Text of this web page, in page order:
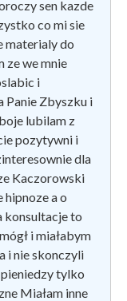
sen kazde
co mi sie
materialy do
ze we mnie
i
Panie Zbyszku i
lubilam z
pozytywni i
dla
Kaczorowski
hipnoze a o
konsultacje to
i miałabym
i nie skonczyli
tylko
Miałam inne